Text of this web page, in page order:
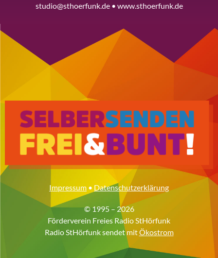
studio@sthoerfunk.de • www.sthoerfunk.de
Impressum • Datenschutzerklärung
© 1995 – 2026
Förderverein Freies Radio StHörfunk
Radio StHörfunk sendet mitÖkostrom